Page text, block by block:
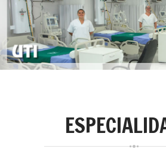
emergência,
administrativo.